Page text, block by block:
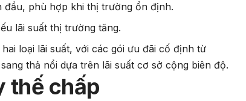
đầu, phù hợp khi thị trường ổn định.
lãi suất thị trường tăng.
loại lãi suất, với các gói ưu đãi cố định từ
thả nổi dựa trên lãi suất cơ sở cộng biên độ.
thế chấp